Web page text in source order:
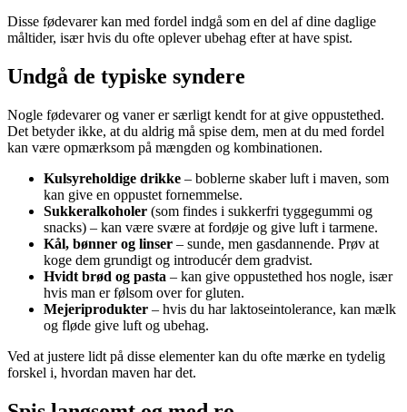
Disse fødevarer kan med fordel indgå som en del af dine daglige
måltider, især hvis du ofte oplever ubehag efter at have spist.
Undgå de typiske syndere
Nogle fødevarer og vaner er særligt kendt for at give oppustethed.
Det betyder ikke, at du aldrig må spise dem, men at du med fordel
kan være opmærksom på mængden og kombinationen.
Kulsyreholdige drikke – boblerne skaber luft i maven, som
kan give en oppustet fornemmelse.
Sukkeralkoholer (som findes i sukkerfri tyggegummi og
snacks) – kan være svære at fordøje og give luft i tarmene.
Kål, bønner og linser – sunde, men gasdannende. Prøv at
koge dem grundigt og introducér dem gradvist.
Hvidt brød og pasta – kan give oppustethed hos nogle, især
hvis man er følsom over for gluten.
Mejeriprodukter – hvis du har laktoseintolerance, kan mælk
og fløde give luft og ubehag.
Ved at justere lidt på disse elementer kan du ofte mærke en tydelig
forskel i, hvordan maven har det.